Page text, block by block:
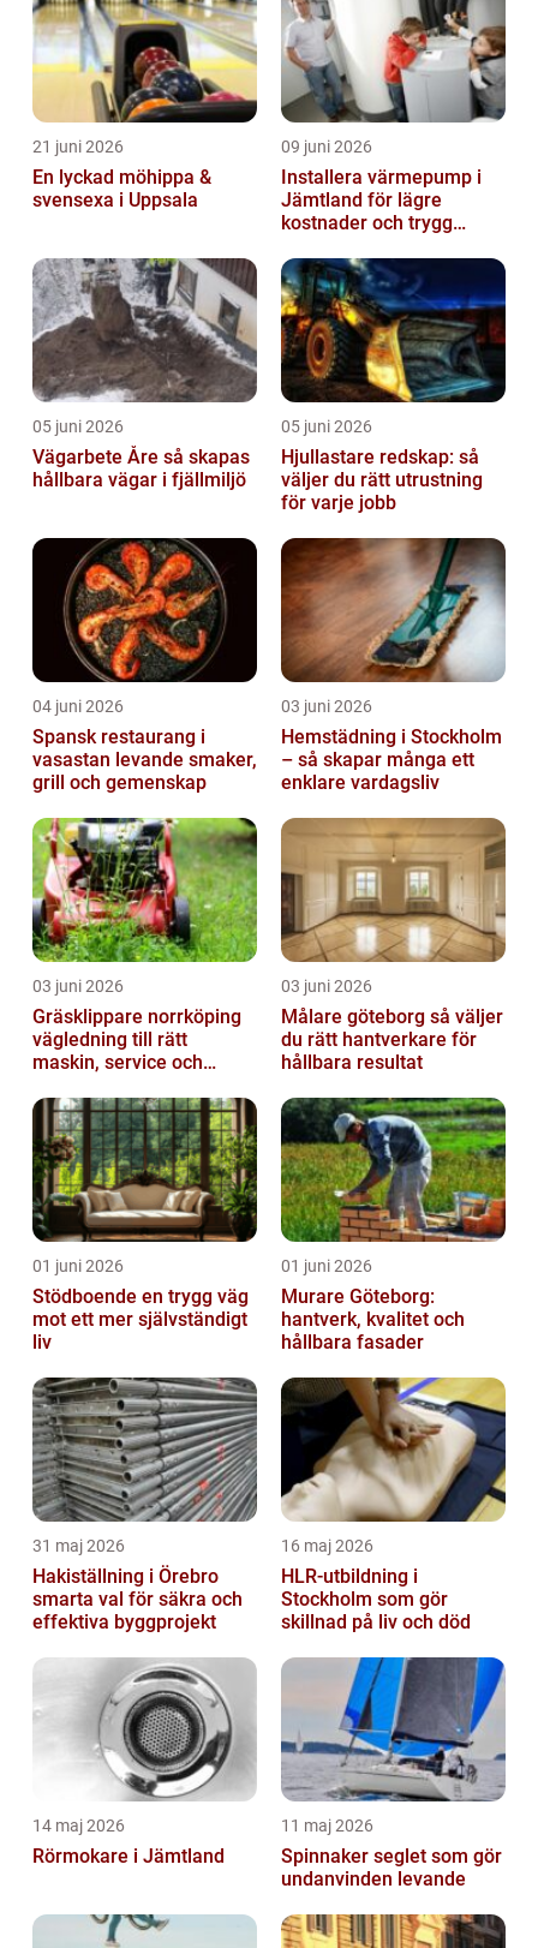
21 juni 2026
En lyckad möhippa &
svensexa i Uppsala
09 juni 2026
Installera värmepump i
Jämtland för lägre
kostnader och trygg
05 juni 2026
Vägarbete Åre så skapas
hållbara vägar i fjällmiljö
05 juni 2026
Hjullastare redskap: så
väljer du rätt utrustning
för varje jobb
04 juni 2026
Spansk restaurang i
vasastan levande smaker,
grill och gemenskap
03 juni 2026
Hemstädning i Stockholm
– så skapar många ett
enklare vardagsliv
03 juni 2026
Gräsklippare norrköping
vägledning till rätt
maskin, service och
03 juni 2026
Målare göteborg så väljer
du rätt hantverkare för
hållbara resultat
01 juni 2026
Stödboende en trygg väg
mot ett mer självständigt
liv
01 juni 2026
Murare Göteborg:
hantverk, kvalitet och
hållbara fasader
31 maj 2026
Hakiställning i Örebro
smarta val för säkra och
effektiva byggprojekt
16 maj 2026
HLR-utbildning i
Stockholm som gör
skillnad på liv och död
14 maj 2026
Rörmokare i Jämtland
11 maj 2026
Spinnaker seglet som gör
undanvinden levande